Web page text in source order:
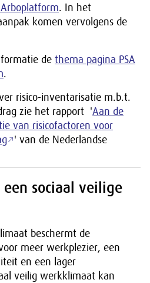
Arboplatform. In het
komen vervolgens de
de thema pagina PSA
.
risico-inventarisatie m.b.t.
zie het rapport 'Aan de
van risicofactoren voor
' van de Nederlandse
sociaal veilige
beschermt de
meer werkplezier, een
en een lager
veilig werkklimaat kan